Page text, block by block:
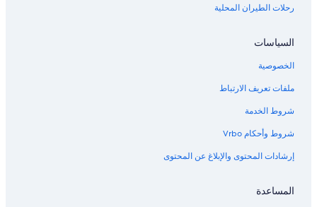
رحلات الطيران المحلية
السياسات
الخصوصية
ملفات تعريف الارتباط
شروط الخدمة
شروط وأحكام Vrbo
إرشادات المحتوى والإبلاغ عن المحتوى
المساعدة